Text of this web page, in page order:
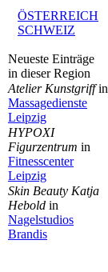
ÖSTERREICH
SCHWEIZ
Neueste Einträge
in dieser Region
Atelier Kunstgriffin
Massagedienste
Leipzig
HYPOXI
Figurzentrum in
Fitnesscenter
Leipzig
Skin Beauty Katja
Hebold in
Nagelstudios
Brandis